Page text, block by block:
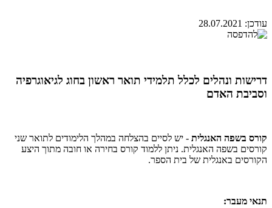
עודכן: 28.07.2021
דרישות ונהלים לכלל תלמידי תואר ראשון בחוג לגיאוגרפיה
וסביבת האדם
קורס בשפה האנגלית - יש לסיים בהצלחה במהלך הלימודים לתואר שני
קורסים בשפה האנגלית. ניתן ללמוד קורס בחירה או חובה מתוך היצע
הקורסים באנגלית של בית הספר.
תנאי מעבר: